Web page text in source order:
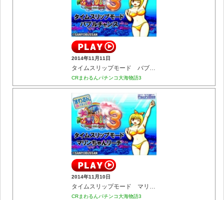
2014年11月11日
タイムスリップモード バブルチャンス
CRまわるんパチンコ大海物語3
2014年11月10日
タイムスリップモード マリンちゃんリーチ
CRまわるんパチンコ大海物語3